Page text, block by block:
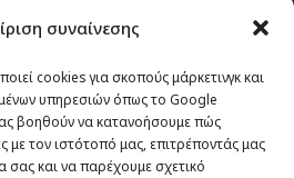
συναίνεσης
cookies για σκοπούς μάρκετινγκ και
υπηρεσιών όπως το Google
βοηθούν να κατανοήσουμε πώς
με τον ιστότοπό μας, επιτρέποντάς μας
σας και να παρέχουμε σχετικό